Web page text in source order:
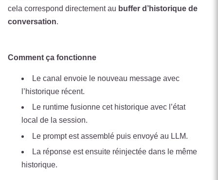
cela correspond directement au buffer d’historique de
conversation.
Comment ça fonctionne
Le canal envoie le nouveau message avec
l’historique récent.
Le runtime fusionne cet historique avec l’état
local de la session.
Le prompt est assemblé puis envoyé au LLM.
La réponse est ensuite réinjectée dans le même
historique.